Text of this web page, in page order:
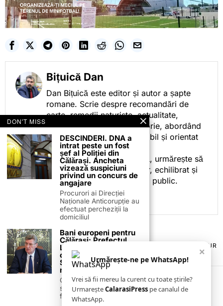
Bițuică Dan
Dan Bițuică este editor și autor a șapte
romane. Scrie despre recomandări de
carte, remedii naturiste, actualitate,
cotidian politic, sport și istorie, abordând
subiectele într-un stil accesibil și orientat
spre informare.
Prin activitatea sa editorială, urmărește să
ofere cititorilor conținut clar, echilibrat și
relevant, adaptat interesului public.
TERMENI ȘI CONDIȚII
POLITICA DE ANULARE & RETUR
PUBLICITATE ONLINE & TIPĂRITĂ
CONTACT
ZIARUL ANUNȚUL CĂLĂRĂȘEAN
×
Urmărește-ne pe WhatsApp!
Vrei să fii mereu la curent cu toate știrile?
UrmareșteCalarasiPress pe canalul de
WhatsApp.
DON'T MISS
DESCINDERI. DNA a
intrat peste un fost
șef al Poliției din
Călărași. Ancheta
vizează suspiciuni
privind un concurs de
angajare
Procurori ai Direcției
Naționale Anticorupție au
efectuat percheziții la
domiciliul
Bani europeni pentru
Călărași: Prefectul
Laurențiu State anunță
colaborarea cu ADR
Sud-Muntenia pentru
noi finanțări
Călărașul se pregătește
să intre pe harta
finanțărilor europene, cu